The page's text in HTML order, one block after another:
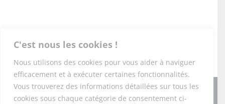
C'est nous les cookies !
Nous utilisons des cookies pour vous aider à naviguer
efficacement et à exécuter certaines fonctionnalités.
Vous trouverez des informations détaillées sur tous les
cookies sous chaque catégorie de consentement ci-
Copyright 2026 PONEY-CLUB DU DOMAINE DE L'ESPÉRANCE |
Tous droits réservés | Mentions légales|RGPD|CGV |Foire